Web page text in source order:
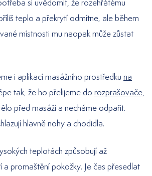
si uvědomit, že rozehřátému
teplo a překrytí odmítne, ale během
místnosti mu naopak může zůstat
i aplikací masážního prostředku na
tak, že ho přelijeme do rozprašovače,
před masáží a necháme odpařit.
hlavně nohy a chodidla.
teplotách způsobují až
a promaštění pokožky. Je čas přesedlat